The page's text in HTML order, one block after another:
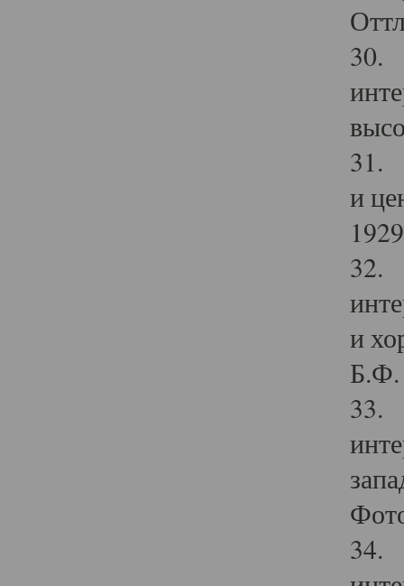
30.
31.
и
32.
и
Б.Ф.
33.
34.